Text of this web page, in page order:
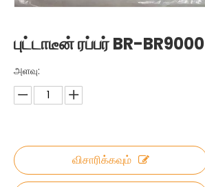
புட்டாடீன் ரப்பர் BR-BR9000
அளவு:
விசாரிக்கவும்